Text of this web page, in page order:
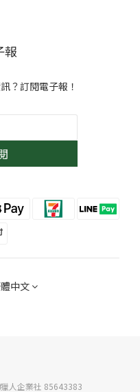
報
？訂閱電子報！
中文
人企業社 85643383